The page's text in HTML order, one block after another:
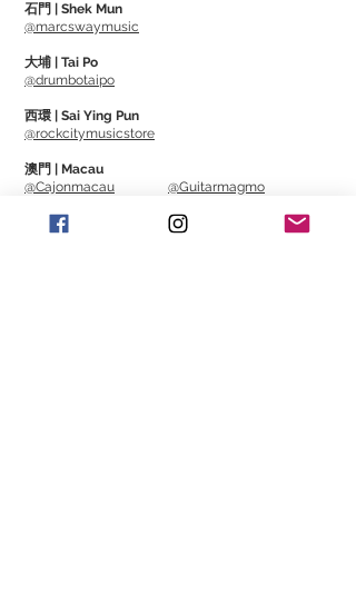
Features Short & Wide-Distance
Rugged Steel Construction with Black
L: 14” / 356mm
H: 1.25” / 32mm
石門 | Shek Mun
@marcswaymusic
大埔 | Tai Po
@drumbotaipo
西環 | Sai Ying Pun
@rockcitymusicstore
澳門 | Macau
@Cajonmacau
@Guitarmagmo
Similar Items | 類似產